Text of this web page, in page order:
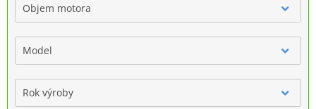
Objem motora
Model
Rok výroby